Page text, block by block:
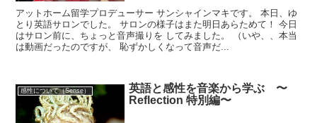
アットホーム留学プロデューサー サンシャインマキです。 本日、ゆ
とり英語サロンでした。 サロンの様子はまた明日あらためて！ 今日
はサロン前に、ちょっと音声撮りを してみました。 （いや、、本当
は動画だったのですが、 恥ずかしくなって音声だ...
感性について（Sense）
英語と感性を音楽から学ぶ 〜
Reflection 特別編〜